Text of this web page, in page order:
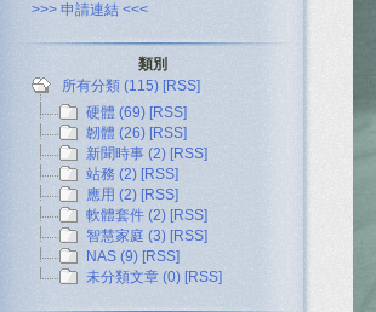
>>> 申請連結 <<<
類別
所有分類 (115) [RSS]
硬體 (69) [RSS]
韌體 (26) [RSS]
新聞時事 (2) [RSS]
站務 (2) [RSS]
應用 (2) [RSS]
軟體套件 (2) [RSS]
智慧家庭 (3) [RSS]
NAS (9) [RSS]
未分類文章 (0) [RSS]